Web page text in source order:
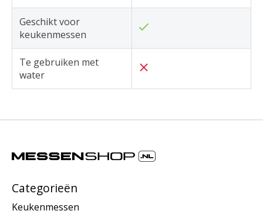
Geschikt voor
keukenmessen
Te gebruiken met
water
Categorieën
Keukenmessen